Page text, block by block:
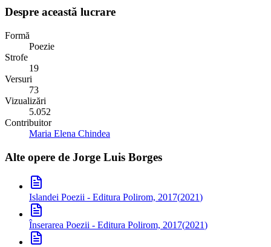
Despre această lucrare
Formă
Poezie
Strofe
19
Versuri
73
Vizualizări
5.052
Contribuitor
Maria Elena Chindea
Alte opere de Jorge Luis Borges
Islandei Poezii - Editura Polirom, 2017(2021)
Înserarea Poezii - Editura Polirom, 2017(2021)